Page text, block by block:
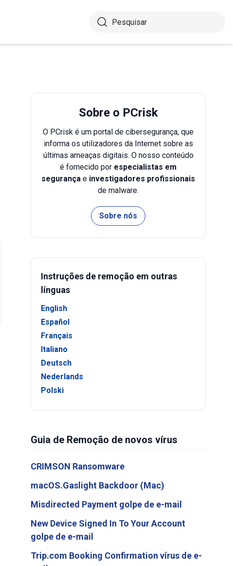
Sobre o PCrisk
O PCrisk é um portal de cibersegurança, que
informa os utilizadores da Internet sobre as
últimas ameaças digitais. O nosso conteúdo
é fornecido por especialistas em
segurança e investigadores profissionais
de malware.
Sobre nós
Instruções de remoção em outras
línguas
English
Español
Français
Italiano
Deutsch
Nederlands
Polski
Guia de Remoção de novos vírus
CRIMSON Ransomware
macOS.Gaslight Backdoor (Mac)
Misdirected Payment golpe de e-mail
New Device Signed In To Your Account
golpe de e-mail
Trip.com Booking Confirmation vírus de e-